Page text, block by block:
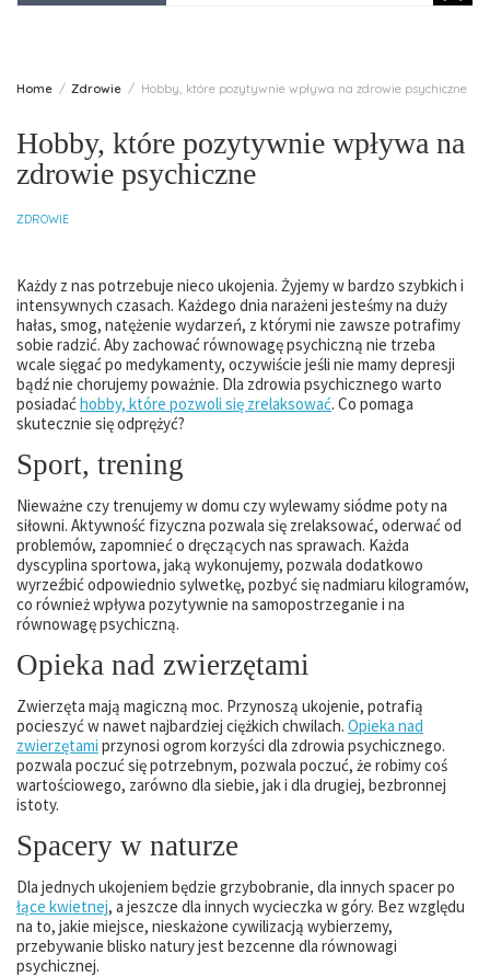
Home Zdrowie Hobby, które pozytywnie wpływa na zdrowie psychiczne
Hobby, które pozytywnie wpływa na
zdrowie psychiczne
ZDROWIE
Każdy z nas potrzebuje nieco ukojenia. Żyjemy w bardzo szybkich i
intensywnych czasach. Każdego dnia narażeni jesteśmy na duży
hałas, smog, natężenie wydarzeń, z którymi nie zawsze potrafimy
sobie radzić. Aby zachować równowagę psychiczną nie trzeba
wcale sięgać po medykamenty, oczywiście jeśli nie mamy depresji
bądź nie chorujemy poważnie. Dla zdrowia psychicznego warto
posiadaćhobby, które pozwoli się zrelaksować. Co pomaga
skutecznie się odprężyć?
Sport, trening
Nieważne czy trenujemy w domu czy wylewamy siódme poty na
siłowni. Aktywność fizyczna pozwala się zrelaksować, oderwać od
problemów, zapomnieć o dręczących nas sprawach. Każda
dyscyplina sportowa, jaką wykonujemy, pozwala dodatkowo
wyrzeźbić odpowiednio sylwetkę, pozbyć się nadmiaru kilogramów,
co również wpływa pozytywnie na samopostrzeganie i na
równowagę psychiczną.
Opieka nad zwierzętami
Zwierzęta mają magiczną moc. Przynoszą ukojenie, potrafią
pocieszyć w nawet najbardziej ciężkich chwilach. Opieka nad
zwierzętami przynosi ogrom korzyści dla zdrowia psychicznego.
pozwala poczuć się potrzebnym, pozwala poczuć, że robimy coś
wartościowego, zarówno dla siebie, jak i dla drugiej, bezbronnej
istoty.
Spacery w naturze
Dla jednych ukojeniem będzie grzybobranie, dla innych spacer po
łące kwietnej, a jeszcze dla innych wycieczka w góry. Bez względu
na to, jakie miejsce, nieskażone cywilizacją wybierzemy,
przebywanie blisko natury jest bezcenne dla równowagi
psychicznej.